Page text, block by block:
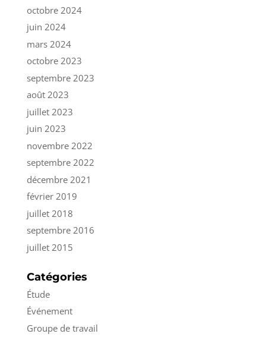
octobre 2024
juin 2024
mars 2024
octobre 2023
septembre 2023
août 2023
juillet 2023
juin 2023
novembre 2022
septembre 2022
décembre 2021
février 2019
juillet 2018
septembre 2016
juillet 2015
Catégories
Étude
Événement
Groupe de travail